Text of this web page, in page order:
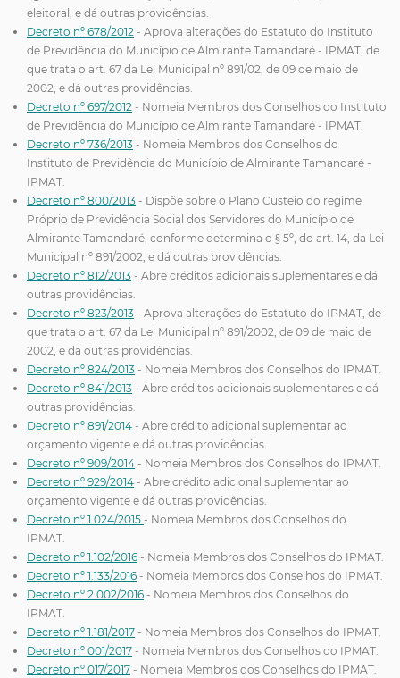
eleitoral, e dá outras providências.
Decreto nº 678/2012 - Aprova alterações do Estatuto do Instituto
de Previdência do Município de Almirante Tamandaré - IPMAT, de
que trata o art. 67 da Lei Municipal nº 891/02, de 09 de maio de
2002, e dá outras providências.
Decreto nº 697/2012 - Nomeia Membros dos Conselhos do Instituto
de Previdência do Município de Almirante Tamandaré - IPMAT.
Decreto nº 736/2013 - Nomeia Membros dos Conselhos do
Instituto de Previdência do Município de Almirante Tamandaré -
IPMAT.
Decreto nº 800/2013 - Dispõe sobre o Plano Custeio do regime
Próprio de Previdência Social dos Servidores do Município de
Almirante Tamandaré, conforme determina o § 5º, do art. 14, da Lei
Municipal nº 891/2002, e dá outras providências.
Decreto nº 812/2013 - Abre créditos adicionais suplementares e dá
outras providências.
Decreto nº 823/2013 - Aprova alterações do Estatuto do IPMAT, de
que trata o art. 67 da Lei Municipal nº 891/2002, de 09 de maio de
2002, e dá outras providências.
Decreto nº 824/2013 - Nomeia Membros dos Conselhos do IPMAT.
Decreto nº 841/2013 - Abre créditos adicionais suplementares e dá
outras providências.
Decreto nº 891/2014 - Abre crédito adicional suplementar ao
orçamento vigente e dá outras providências.
Decreto nº 909/2014 - Nomeia Membros dos Conselhos do IPMAT.
Decreto nº 929/2014 - Abre crédito adicional suplementar ao
orçamento vigente e dá outras providências.
Decreto nº 1.024/2015 - Nomeia Membros dos Conselhos do
IPMAT.
Decreto nº 1.102/2016 - Nomeia Membros dos Conselhos do IPMAT.
Decreto nº 1.133/2016 - Nomeia Membros dos Conselhos do IPMAT.
Decreto nº 2.002/2016 - Nomeia Membros dos Conselhos do
IPMAT.
Decreto nº 1.181/2017 - Nomeia Membros dos Conselhos do IPMAT.
Decreto nº 001/2017 - Nomeia Membros dos Conselhos do IPMAT.
Decreto nº 017/2017 - Nomeia Membros dos Conselhos do IPMAT.